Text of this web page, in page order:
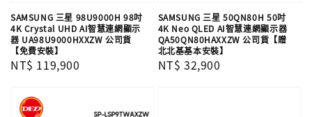
SAMSUNG 三星 98U9000H 98吋
4K Crystal UHD AI智慧連網顯示
器 UA98U9000HXXZW 公司貨
【免費安裝】
Regular
NT$ 119,900
SAMSUNG 三星 50QN80H 50吋
4K Neo QLED AI智慧連網顯示器
QA50QN80HAXXZW 公司貨【贈
北北基基本安裝】
Regular
NT$ 32,900